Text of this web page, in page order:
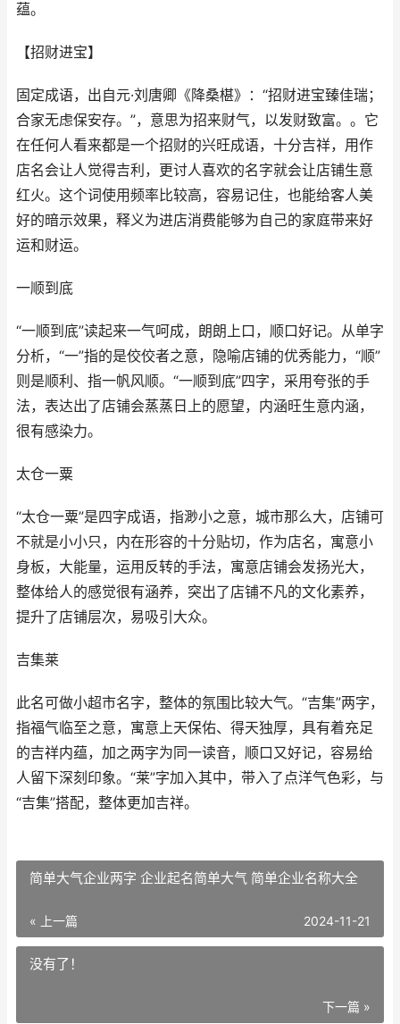
蕴。
【招财进宝】
固定成语，出自元·刘唐卿《降桑椹》：“招财进宝臻佳瑞；
合家无虑保安存。”，意思为招来财气，以发财致富。。它
在任何人看来都是一个招财的兴旺成语，十分吉祥，用作
店名会让人觉得吉利，更讨人喜欢的名字就会让店铺生意
红火。这个词使用频率比较高，容易记住，也能给客人美
好的暗示效果，释义为进店消费能够为自己的家庭带来好
运和财运。
一顺到底
“一顺到底”读起来一气呵成，朗朗上口，顺口好记。从单字
分析，“一”指的是佼佼者之意，隐喻店铺的优秀能力，“顺”
则是顺利、指一帆风顺。“一顺到底”四字，采用夸张的手
法，表达出了店铺会蒸蒸日上的愿望，内涵旺生意内涵，
很有感染力。
太仓一粟
“太仓一粟”是四字成语，指渺小之意，城市那么大，店铺可
不就是小小只，内在形容的十分贴切，作为店名，寓意小
身板，大能量，运用反转的手法，寓意店铺会发扬光大，
整体给人的感觉很有涵养，突出了店铺不凡的文化素养，
提升了店铺层次，易吸引大众。
吉集莱
此名可做小超市名字，整体的氛围比较大气。“吉集”两字，
指福气临至之意，寓意上天保佑、得天独厚，具有着充足
的吉祥内蕴，加之两字为同一读音，顺口又好记，容易给
人留下深刻印象。“莱”字加入其中，带入了点洋气色彩，与
“吉集”搭配，整体更加吉祥。
简单大气企业两字 企业起名简单大气 简单企业名称大全
« 上一篇 2024-11-21
没有了！
下一篇 »